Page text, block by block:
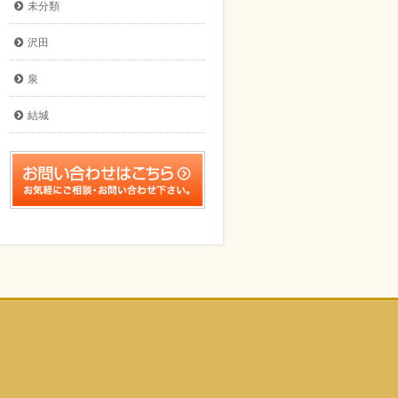
未分類
沢田
泉
結城